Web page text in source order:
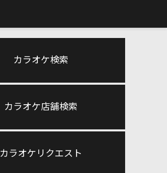
カラオケ検索
カラオケ店舗検索
カラオケリクエスト